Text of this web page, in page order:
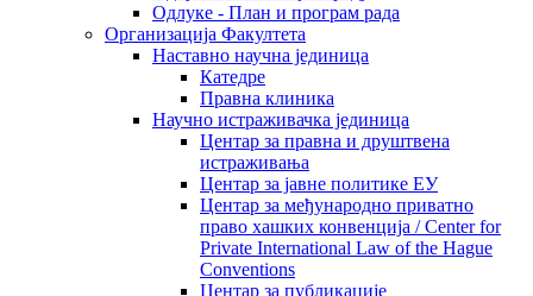
Одлуке - План и програм рада
Организација Факултета
Наставно научна јединица
Катедре
Правна клиника
Научно истраживачка јединица
Центар за правна и друштвена
истраживања
Центар за јавне политике ЕУ
Центар за међународно приватно
право хашких конвенција / Center for
Private International Law of the Hague
Conventions
Центар за публикације